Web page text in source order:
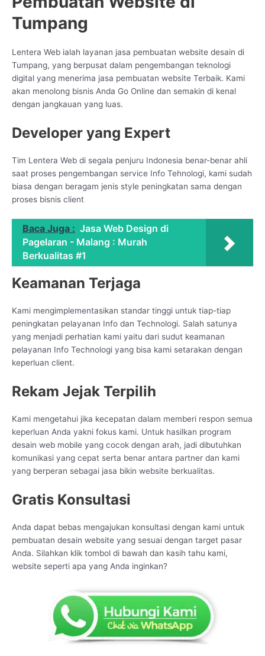
Tumpang
Lentera Web ialah layanan jasa pembuatan website desain di
Tumpang, yang berpusat dalam pengembangan teknologi
digital yang menerima jasa pembuatan website Terbaik. Kami
akan menolong bisnis Anda Go Online dan semakin di kenal
dengan jangkauan yang luas.
Developer yang Expert
Tim Lentera Web di segala penjuru Indonesia benar-benar ahli
saat proses pengembangan service Info Tehnologi, kami sudah
biasa dengan beragam jenis style peningkatan sama dengan
proses bisnis client
Baca Juga : Jasa Web Design di
Pagelaran - Malang : Murah
Berkualitas #1
Keamanan Terjaga
Kami mengimplementasikan standar tinggi untuk tiap-tiap
peningkatan pelayanan Info dan Technologi. Salah satunya
yang menjadi perhatian kami yaitu dari sudut keamanan
pelayanan Info Technologi yang bisa kami setarakan dengan
keperluan client.
Rekam Jejak Terpilih
Kami mengetahui jika kecepatan dalam memberi respon semua
keperluan Anda yakni fokus kami. Untuk hasilkan program
desain web mobile yang cocok dengan arah, jadi dibutuhkan
komunikasi yang cepat serta benar antara partner dan kami
yang berperan sebagai jasa bikin website berkualitas.
Gratis Konsultasi
Anda dapat bebas mengajukan konsultasi dengan kami untuk
pembuatan desain website yang sesuai dengan target pasar
Anda. Silahkan klik tombol di bawah dan kasih tahu kami,
website seperti apa yang Anda inginkan?